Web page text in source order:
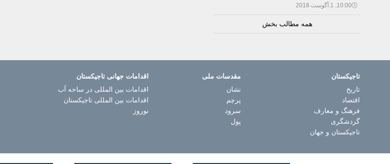
🕔10:00, 1.آگوست 2018
همه مطالب بخش
تاجیکستان
تاریخ
اقتصاد
فرهنگ و معارف
گردشگری
تاجیکستان و جهان
مقدسات ملی
نشان
پرچم
سرود
پول
اقدامات جهانی تاجیکستان
اقدامات بین المللی در ساحه آب
اقدامات بین المللی تاجیکستان
نوروز